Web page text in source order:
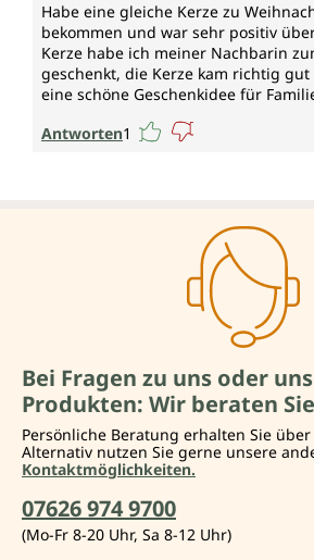
Habe eine gleiche Kerze zu
bekommen und war sehr positiv
Kerze habe ich meiner Nachbarin
geschenkt, die Kerze kam richtig gut
eine schöne Geschenkidee für
Antworten1
Bei Fragen zu uns oder
Produkten: Wir beraten
Persönliche Beratung erhalten Sie
Alternativ nutzen Sie gerne unsere
Kontaktmöglichkeiten.
07626 974 9700
(Mo-Fr 8-20 Uhr, Sa 8-12 Uhr)